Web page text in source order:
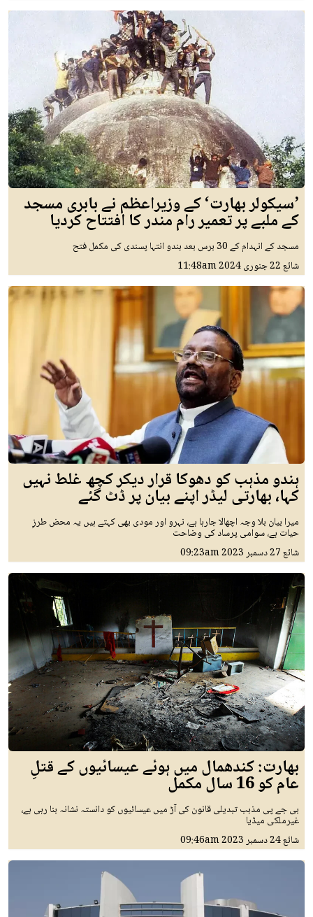
’سیکولر بھارت‘ کے وزیراعظم نے بابری مسجد
کے ملبے پر تعمیر رام مندر کا افتتاح کردیا
مسجد کے انہدام کے 30 برس بعد ہندو انتہا پسندی کی مکمل فتح
شائع22 جنوری 2024 11:48am
ہندو مذہب کو دھوکا قرار دیکر کچھ غلط نہیں
کہا، بھارتی لیڈر اپنے بیان پر ڈٹ گئے
میرا بیان بلا وجہ اچھالا جارہا ہے، نہرو اور مودی بھی کہتے ہیں یہ محض طرزِ
حیات ہے، سوامی پرساد کی وضاحت
شائع27 دسمبر 2023 09:23am
بھارت: کندھمال میں ہوئے عیسائیوں کے قتلِ
عام کو 16 سال مکمل
بی جے پی مذہب تبدیلی قانون کی آڑ میں عیسائیوں کو دانستہ نشانہ بنا رہی ہے،
غیرملکی میڈیا
شائع24 دسمبر 2023 09:46am